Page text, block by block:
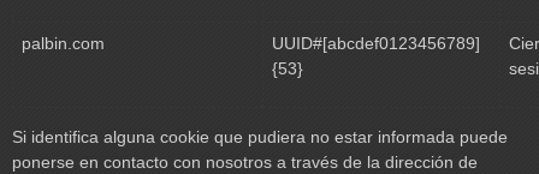
palbin.com
UUID#[abcdef0123456789]
{53}
Si identifica alguna cookie que pudiera no estar informada puede
ponerse en contacto con nosotros a través de la dirección de